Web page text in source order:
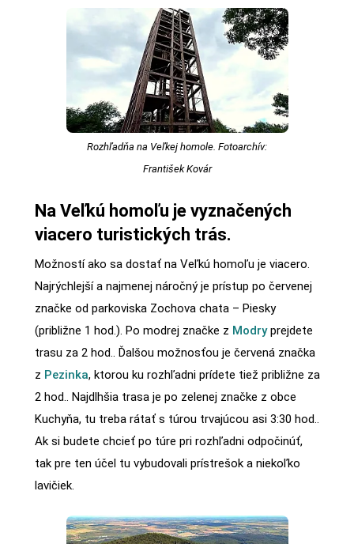
Rozhľadňa na Veľkej homole. Fotoarchív:
František Kovár
Na Veľkú homoľu je vyznačených
viacero turistických trás.
Možností ako sa dostať na Veľkú homoľu je viacero.
Najrýchlejší a najmenej náročný je prístup po červenej
značke od parkoviska Zochova chata – Piesky
(približne 1 hod.). Po modrej značke z Modryprejdete
trasu za 2 hod.. Ďalšou možnosťou je červená značka
z Pezinka, ktorou ku rozhľadni prídete tiež približne za
2 hod.. Najdlhšia trasa je po zelenej značke z obce
Kuchyňa, tu treba rátať s túrou trvajúcou asi 3:30 hod..
Ak si budete chcieť po túre pri rozhľadni odpočinúť,
tak pre ten účel tu vybudovali prístrešok a niekoľko
lavičiek.